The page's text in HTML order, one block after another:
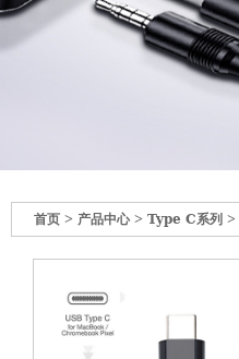
首页 > 产品中心 > Type C系列 >